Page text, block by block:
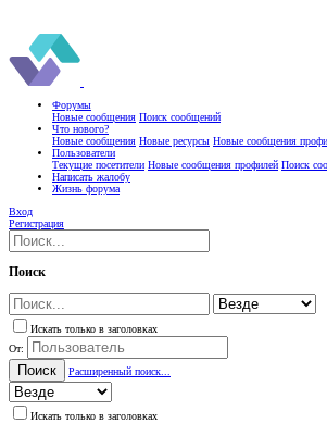
Форумы
Новые сообщения Поиск сообщений
Что нового?
Новые сообщения Новые ресурсы Новые сообщения
Пользователи
Текущие посетители Новые сообщения профилей Поиск
Написать жалобу
Жизнь форума
Вход
Регистрация
Поиск
Искать только в заголовках
От:
Поиск Расширенный поиск...
Искать только в заголовках